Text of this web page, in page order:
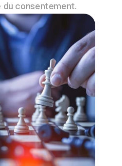
consentement.